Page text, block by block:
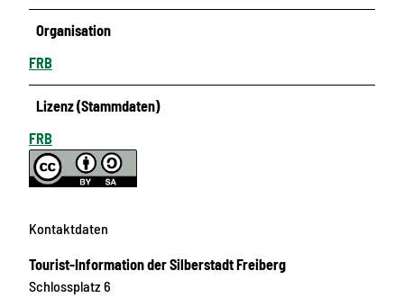
Organisation
FRB
Lizenz (Stammdaten)
FRB
Kontaktdaten
Tourist-Information der Silberstadt Freiberg
Schlossplatz 6